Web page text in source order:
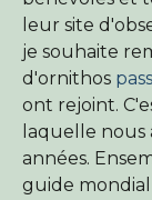
leur site
je souhaite
d'ornithos
ont rejoint.
laquelle nous
années.
guide